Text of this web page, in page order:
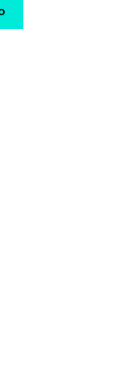
is:
$ 10,00.